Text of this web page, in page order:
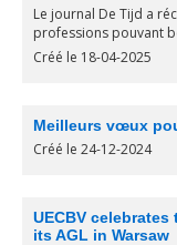
Le journal De Tijd a
professions pouvant
Créé le 18-04-2025
Meilleurs vœux
Créé le 24-12-2024
UECBV
its AGL in Warsaw